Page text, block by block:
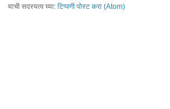
याची सदस्यत्व घ्या: टिप्पणी पोस्ट करा (Atom)